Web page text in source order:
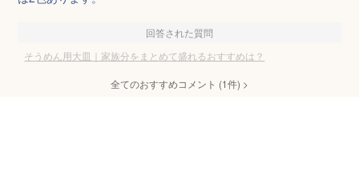
回答された質問
そうめん用大皿｜家族分をまとめて盛れるおすすめは？
全てのおすすめコメント (1件) >